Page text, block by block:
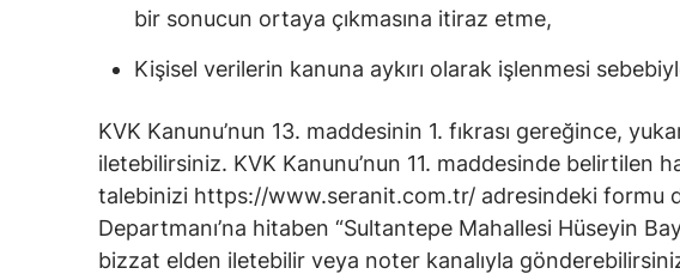
bir sonucun ortaya çıkmasına itiraz etme,
Kişisel verilerin kanuna aykırı olarak işlenmesi
KVK Kanunu’nun 13. maddesinin 1. fıkrası gereğince,
iletebilirsiniz. KVK Kanunu’nun 11. maddesinde belirtilen
talebinizi https://www.seranit.com.tr/ adresindeki formu
Departmanı’na hitaben “Sultantepe Mahallesi Hüseyin
bizzat elden iletebilir veya noter kanalıyla